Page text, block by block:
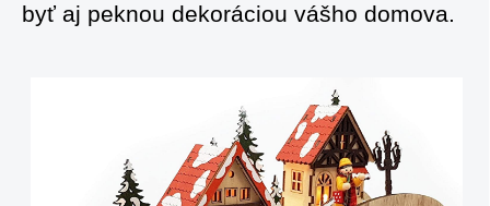
byť aj peknou dekoráciou vášho domova.